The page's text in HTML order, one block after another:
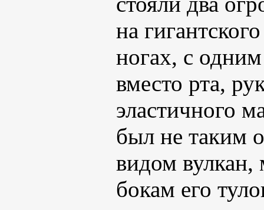
на
ногах, с
вместо рта,
эластичного
был не таким
видом вулкан,
бокам его